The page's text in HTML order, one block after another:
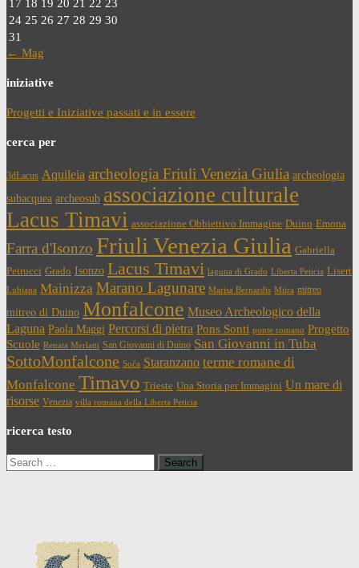
17 18 19 20 21 22 23
24 25 26 27 28 29 30
31
← Mag
iniziative
Progetti e Iniziative passati e in essere
cerca per
3dLacus Aquileia archeologia Friuli Venezia Giulia archeologia
subacquea archeosub associazione culturale
Lacus Timavi associazione Obbiettivo Immagine Duino Emona
Farra d'Isonzo Friuli Venezia Giulia Gabriella
Petrucci Grado Isonzo Lacus Timavi laguna di Grado Liberta Peticia Lisert
Lubiana Mainizza Marano Lagunare Marisa Bernardis Mitra mitreo
mitreo di Duino Monfalcone Museo Archeologico della
Laguna Paola Maggi Percorsi di pietra Pons Sonti ponte romano Progetto
Scuole Renata Merlatti San Giovanni di Duino San Giovanni in Tuba
SottoMonfalcone Soča Staranzano terme romane di
Monfalcone Timavo Trieste Una Storia per Immagini Un mare di
risorse Venezia villa romana della Liberta Peticia
ricerca testo
Search
for: